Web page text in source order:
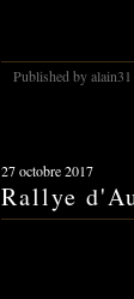
Published by alain31
27 octobre 2017
Rallye